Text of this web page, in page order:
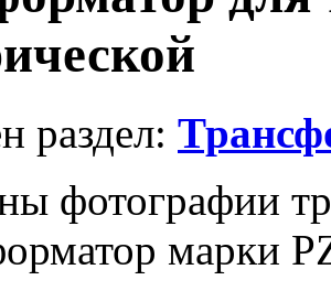
раздел:
фотографии
марки